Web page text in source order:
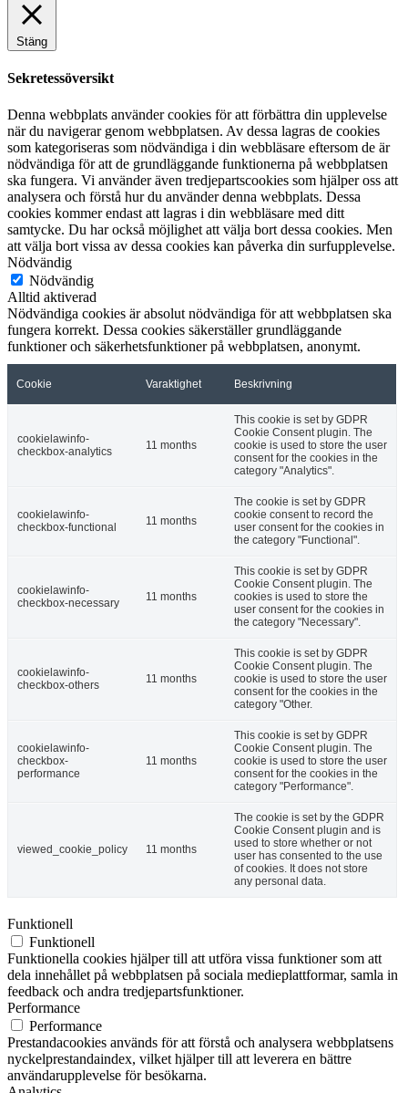
Stäng
Sekretessöversikt
Denna webbplats använder cookies för att förbättra din upplevelse
när du navigerar genom webbplatsen. Av dessa lagras de cookies
som kategoriseras som nödvändiga i din webbläsare eftersom de är
nödvändiga för att de grundläggande funktionerna på webbplatsen
ska fungera. Vi använder även tredjepartscookies som hjälper oss att
analysera och förstå hur du använder denna webbplats. Dessa
cookies kommer endast att lagras i din webbläsare med ditt
samtycke. Du har också möjlighet att välja bort dessa cookies. Men
att välja bort vissa av dessa cookies kan påverka din surfupplevelse.
Nödvändig
Nödvändig
Alltid aktiverad
Nödvändiga cookies är absolut nödvändiga för att webbplatsen ska
fungera korrekt. Dessa cookies säkerställer grundläggande
funktioner och säkerhetsfunktioner på webbplatsen, anonymt.
Cookie Varaktighet Beskrivning
cookielawinfo-
checkbox-analytics
11 months
This cookie is set by GDPR
Cookie Consent plugin. The
cookie is used to store the user
consent for the cookies in the
category "Analytics".
cookielawinfo-
checkbox-functional
11 months
The cookie is set by GDPR
cookie consent to record the
user consent for the cookies in
the category "Functional".
cookielawinfo-
checkbox-necessary
11 months
This cookie is set by GDPR
Cookie Consent plugin. The
cookies is used to store the
user consent for the cookies in
the category "Necessary".
cookielawinfo-
checkbox-others
11 months
This cookie is set by GDPR
Cookie Consent plugin. The
cookie is used to store the user
consent for the cookies in the
category "Other.
cookielawinfo-
checkbox-
performance
11 months
This cookie is set by GDPR
Cookie Consent plugin. The
cookie is used to store the user
consent for the cookies in the
category "Performance".
viewed_cookie_policy 11 months
The cookie is set by the GDPR
Cookie Consent plugin and is
used to store whether or not
user has consented to the use
of cookies. It does not store
any personal data.
Funktionell
Funktionell
Funktionella cookies hjälper till att utföra vissa funktioner som att
dela innehållet på webbplatsen på sociala medieplattformar, samla in
feedback och andra tredjepartsfunktioner.
Performance
Performance
Prestandacookies används för att förstå och analysera webbplatsens
nyckelprestandaindex, vilket hjälper till att leverera en bättre
användarupplevelse för besökarna.